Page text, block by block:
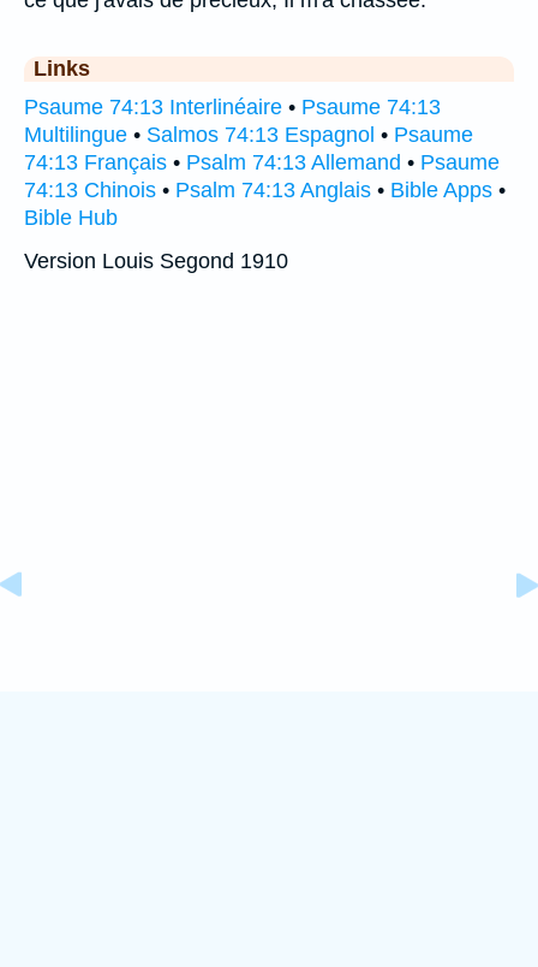
Links
Psaume 74:13 Interlinéaire • Psaume 74:13
Multilingue • Salmos 74:13 Espagnol • Psaume
74:13 Français • Psalm 74:13 Allemand • Psaume
74:13 Chinois • Psalm 74:13 Anglais • Bible Apps •
Bible Hub
Version Louis Segond 1910